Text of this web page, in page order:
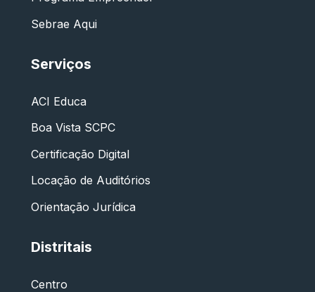
Sebrae Aqui
Serviços
ACI Educa
Boa Vista SCPC
Certificação Digital
Locação de Auditórios
Orientação Jurídica
Distritais
Centro